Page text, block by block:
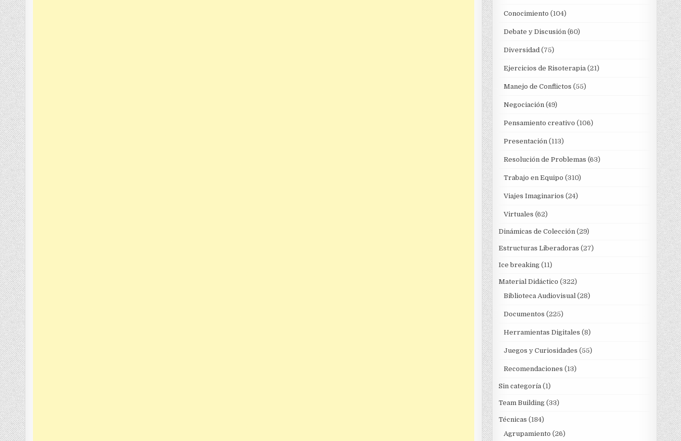
Conocimiento (104)
Debate y Discusión(60)
Diversidad(75)
Ejercicios de Risoterapia(21)
Manejo de Conflictos (55)
Negociación(49)
Pensamiento creativo (106)
Presentación(113)
Resolución de Problemas (63)
Trabajo en Equipo (310)
Viajes Imaginarios (24)
Virtuales (62)
Dinámicas de Colección(29)
Estructuras Liberadoras (27)
Ice breaking(11)
Material Didáctico (322)
Biblioteca Audiovisual(28)
Documentos (225)
Herramientas Digitales (8)
Juegos y Curiosidades (55)
Recomendaciones (13)
Sin categoría(1)
Team Building(33)
Técnicas (184)
Agrupamiento (26)